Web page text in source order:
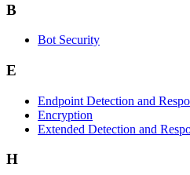
B
Bot Security
E
Endpoint Detection and
Encryption
Extended Detection and
H